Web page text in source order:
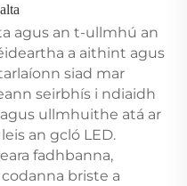
agus an t-ullmhú an
a aithint agus
siad mar
seirbhís i ndiaidh
ullmhuithe atá ar
an gcló LED.
fadhbanna,
briste a